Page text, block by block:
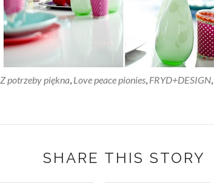
Z potrzeby piękna, Love peace pionies, FRYD+DESIGN,
SHARE THIS STORY